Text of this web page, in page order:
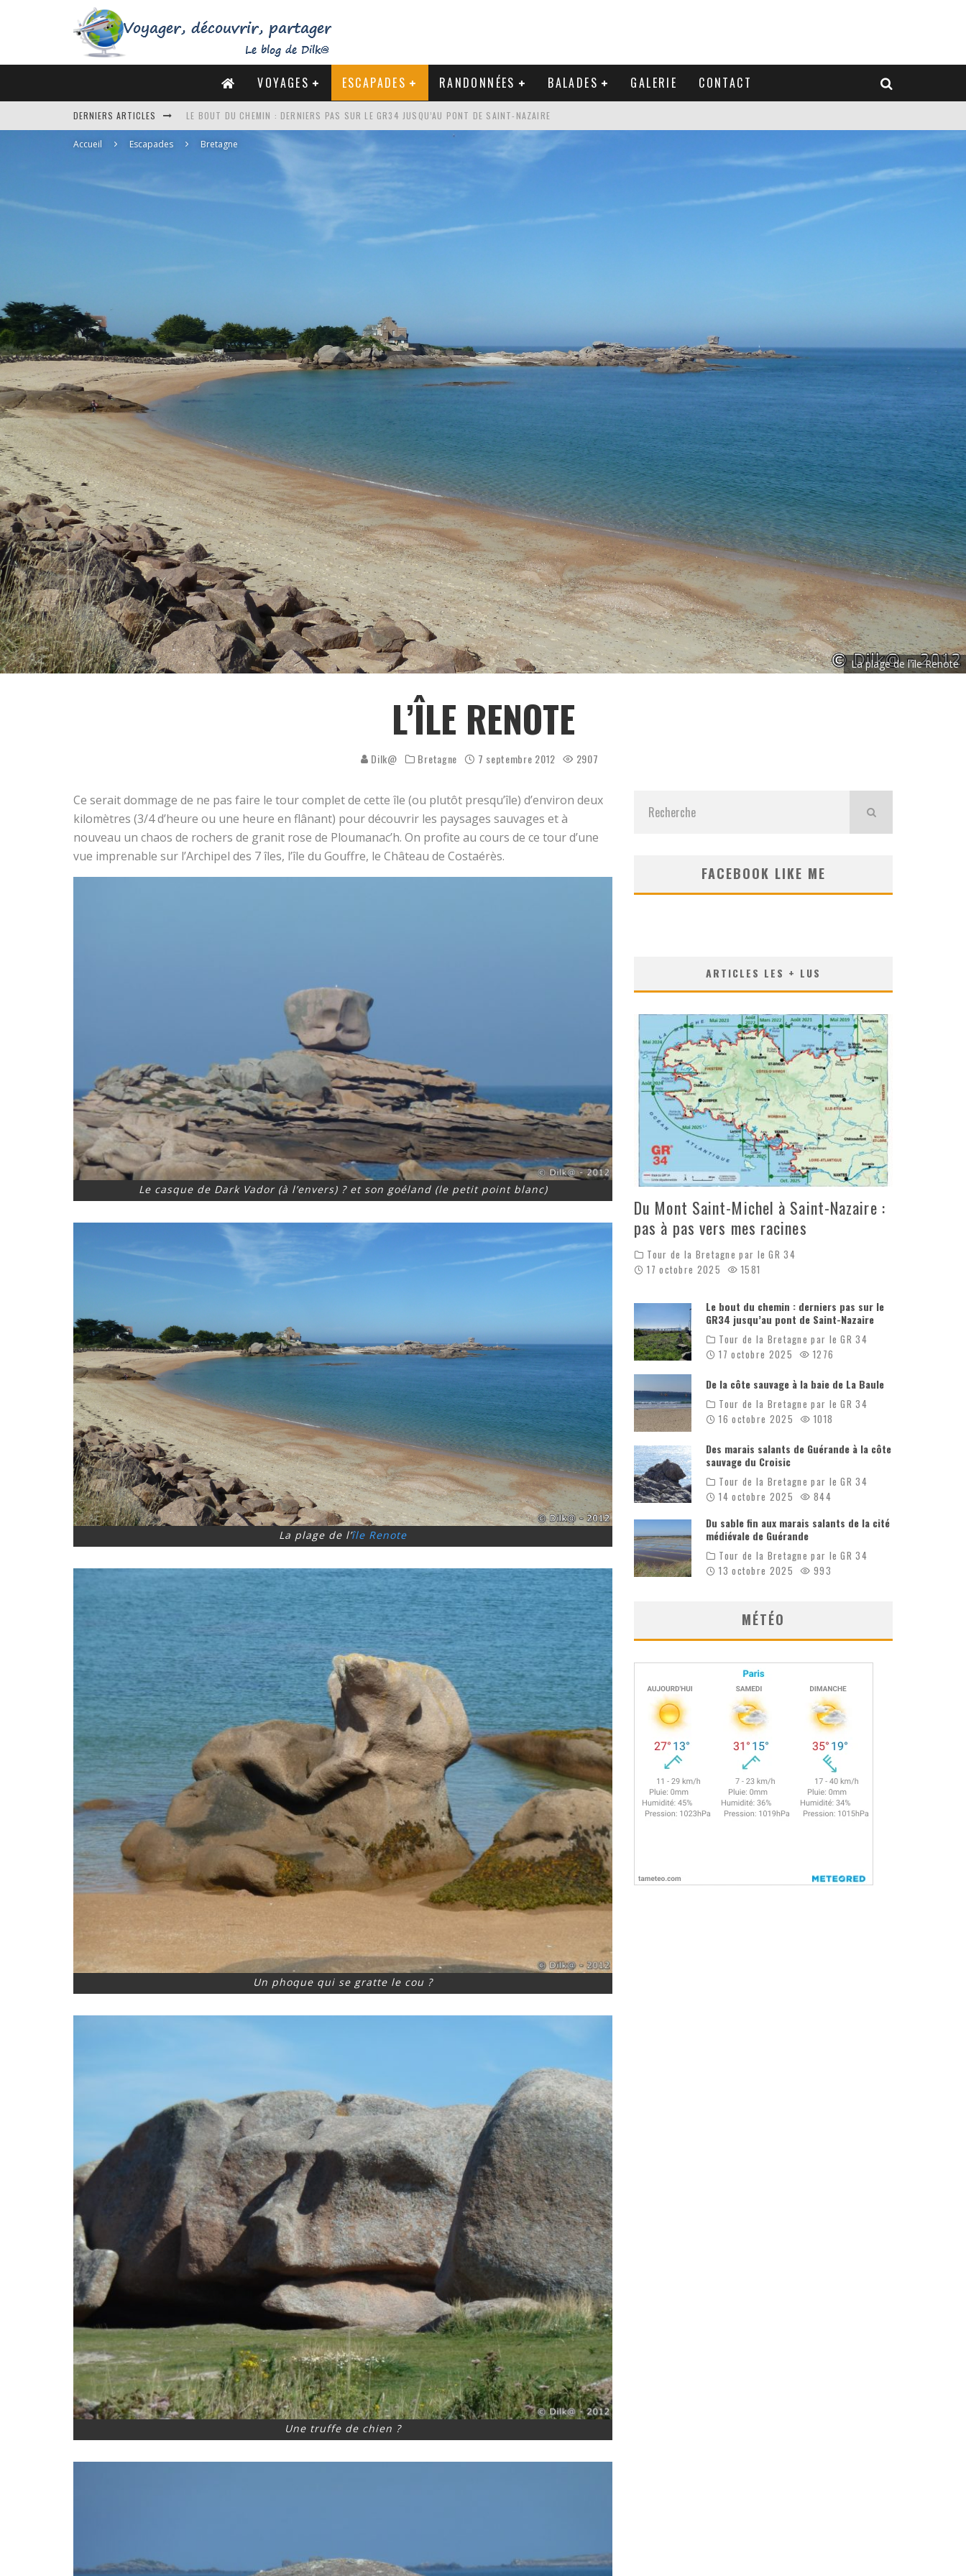
VOYAGES ESCAPADES RANDONNÉES BALADES GALERIE CONTACT
DERNIERS ARTICLES DE LA CÔTE SAUVAGE À LA BAIE DE LA BAULE
DES MARAIS SALANTS DE GUÉRANDE À LA CÔTE SAUVAGE DU CROISIC
DU MONT SAINT-MICHEL À SAINT-NAZAIRE : PAS À PAS VERS MES RACINES
LE BOUT DU CHEMIN : DERNIERS PAS SUR LE GR34 JUSQU’AU PONT DE SAINT-NAZAIRE
Accueil Escapades Bretagne
La plage de l'île Renote
L’ÎLE RENOTE
Dilk@ Bretagne 7 septembre 2012 2907
Ce serait dommage de ne pas faire le tour complet de cette île (ou plutôt presqu’île) d’environ deux
kilomètres (3/4 d’heure ou une heure en flânant) pour découvrir les paysages sauvages et à
nouveau un chaos de rochers de granit rose de Ploumanac’h. On profite au cours de ce tour d’une
vue imprenable sur l’Archipel des 7 îles, l’île du Gouffre, le Château de Costaérès.
Le casque de Dark Vador (à l’envers) ? et son goéland (le petit point blanc)
La plage de l’île Renote
Un phoque qui se gratte le cou ?
Une truffe de chien ?
FACEBOOK LIKE ME
ARTICLES LES + LUS
Du Mont Saint-Michel à Saint-Nazaire :
pas à pas vers mes racines
Tour de la Bretagne par le GR 34
17 octobre 2025
1581
Le bout du chemin : derniers pas sur le
GR34 jusqu’au pont de Saint-Nazaire
Tour de la Bretagne par le GR 34
17 octobre 2025
1276
De la côte sauvage à la baie de La Baule
Tour de la Bretagne par le GR 34
16 octobre 2025
1018
Des marais salants de Guérande à la côte
sauvage du Croisic
Tour de la Bretagne par le GR 34
14 octobre 2025
844
Du sable fin aux marais salants de la cité
médiévale de Guérande
Tour de la Bretagne par le GR 34
13 octobre 2025
993
MÉTÉO